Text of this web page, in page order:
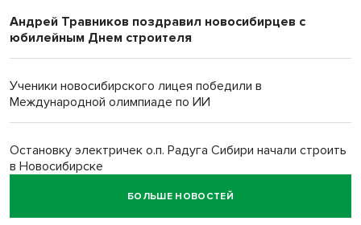
Андрей Травников поздравил новосибирцев с
юбилейным Днем строителя
Ученики новосибирского лицея победили в
Международной олимпиаде по ИИ
Остановку электричек о.п. Радуга Сибири начали строить
в Новосибирске
БОЛЬШЕ НОВОСТЕЙ